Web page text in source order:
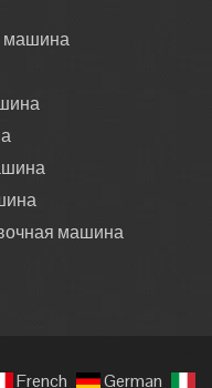
машина
машина
French German